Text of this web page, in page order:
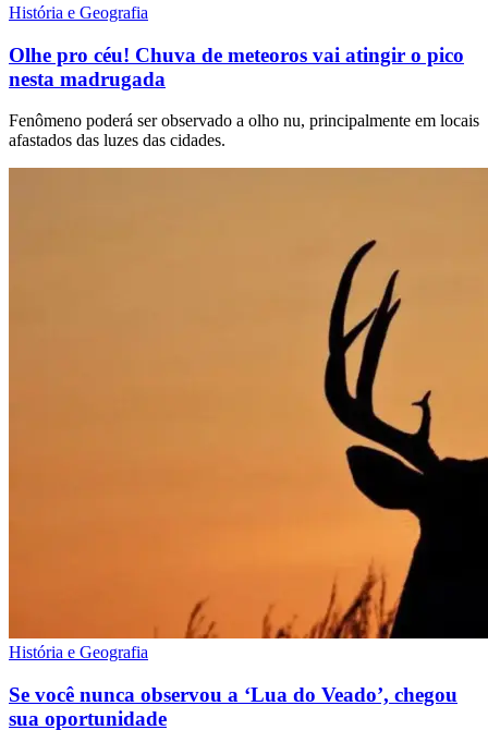
História e Geografia
Olhe pro céu! Chuva de meteoros vai atingir o pico
nesta madrugada
Fenômeno poderá ser observado a olho nu, principalmente em locais
afastados das luzes das cidades.
História e Geografia
Se você nunca observou a ‘Lua do Veado’, chegou
sua oportunidade